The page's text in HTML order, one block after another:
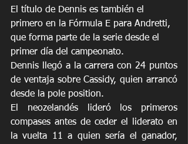
El título de Dennis es también el
primero en la Fórmula E para Andretti,
que forma parte de la serie desde el
primer día del campeonato.
Dennis llegó a la carrera con 24 puntos
de ventaja sobre Cassidy, quien arrancó
desde la pole position.
El neozelandés lideró los primeros
compases antes de ceder el liderato en
la vuelta 11 a quien sería el ganador,